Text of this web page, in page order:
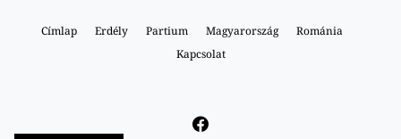
Címlap Erdély Partium Magyarország
Románia
Kapcsolat